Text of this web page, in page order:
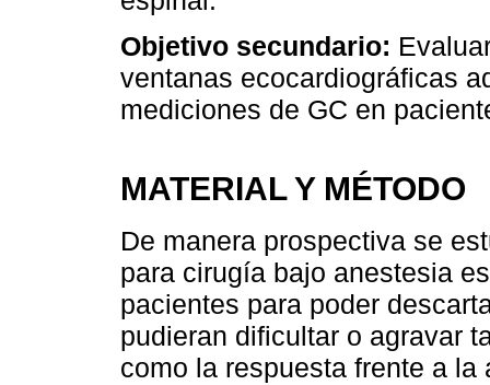
Objetivo secundario:
ventanas ecocardiográficas
mediciones de GC en
MATERIAL Y MÉTODO
De manera prospectiva se
para cirugía bajo anestesia
pacientes para poder
pudieran dificultar o agravar
como la respuesta frente a la